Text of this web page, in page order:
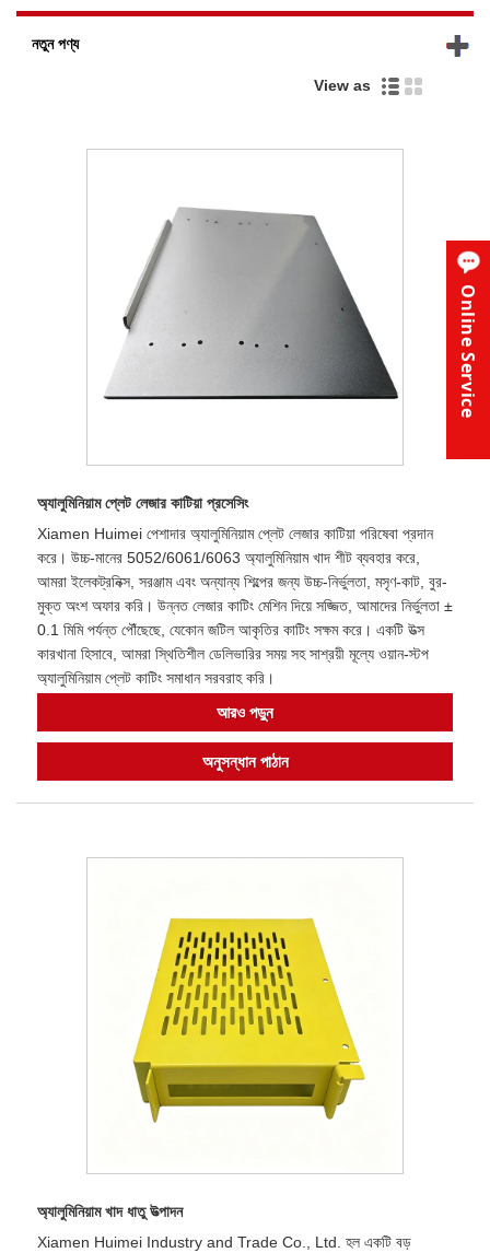
নতুন পণ্য
View as
অ্যালুমিনিয়াম প্লেট লেজার কাটিয়া প্রসেসিং
Xiamen Huimei পেশাদার অ্যালুমিনিয়াম প্লেট লেজার কাটিয়া পরিষেবা প্রদান
করে। উচ্চ-মানের 5052/6061/6063 অ্যালুমিনিয়াম খাদ শীট ব্যবহার করে,
আমরা ইলেকট্রনিক্স, সরঞ্জাম এবং অন্যান্য শিল্পের জন্য উচ্চ-নির্ভুলতা, মসৃণ-কাট, বুর-
মুক্ত অংশ অফার করি। উন্নত লেজার কাটিং মেশিন দিয়ে সজ্জিত, আমাদের নির্ভুলতা ±
0.1 মিমি পর্যন্ত পৌঁছেছে, যেকোন জটিল আকৃতির কাটিং সক্ষম করে। একটি উত্স
কারখানা হিসাবে, আমরা স্থিতিশীল ডেলিভারির সময় সহ সাশ্রয়ী মূল্যে ওয়ান-স্টপ
অ্যালুমিনিয়াম প্লেট কাটিং সমাধান সরবরাহ করি।
আরও পড়ুন
অনুসন্ধান পাঠান
অ্যালুমিনিয়াম খাদ ধাতু উত্পাদন
Xiamen Huimei Industry and Trade Co., Ltd. হল একটি বড়
Online Service